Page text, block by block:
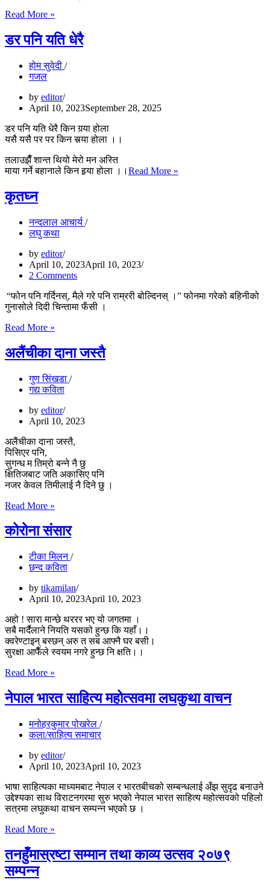
Read More »
यात्रा
डर पनि यति धेरै
होम सुवेदी
गजल
by editor
April 10, 2023September 28, 2025
डर पनि यति धेरै किन गर्‍या होला
यसै यसै पर पर किन सर्‍या होला ।।
तलाउझैँ शान्त थियो मेरो मन अस्ति
माया गर्ने बहानाले किन हर्‍या होला ।। Read More »
कृतघ्न
नन्दलाल आचार्य
लघु कथा
by editor
April 10, 2023April 10, 2023
2 Comments
“फोन पनि गर्दिनस्, मैले गरे पनि राम्ररी बोल्दिनस् ।” फोनमा गरेको बहिनीको
गुनासोले दिदी चिन्तामा फँसी ।
Read More »
अलैंचीका दाना जस्तै
गुण सिंखडा
गद्य कविता
by editor
April 10, 2023
अलैंचीका दाना जस्तै,
पिसिएर पनि,
सुगन्ध म तिम्रो बन्ने नै छु
क्षितिजबाट जति अकासिए पनि
नजर केवल तिमीलाई नै दिने छु ।
Read More »
जस्तै
कोरोना संसार
टीका मिलन
छन्द कविता
by tikamilan
April 10, 2023April 10, 2023
अहो ! सारा मान्छे थररर भए यो जगतमा ।
सबै मार्दैलाने नियति यसको हुन्छ कि यहाँ।।
क्वरेण्टाइन् बस्छन् अरु त सब आफ्नै घर बसी।
सुरक्षा आफैँले स्वयम नगरे हुन्छ नि क्षति।।
Read More »
नेपाल भारत साहित्य महोत्सवमा लघकुथा वाचन
मनोहरकुमार पोखरेल
कला/साहित्य समाचार
by editor
April 10, 2023April 10, 2023
भाषा साहित्यका माध्यमबाट नेपाल र भारतबीचको सम्बन्धलाई अँझ सुदृढ बनाउने
उद्देश्यका साथ विराटनगरमा सुरु भएको नेपाल भारत साहित्य महोत्सवको पहिलो
सत्रमा लघुकथा वाचन सम्पन्न भएको छ ।
Read More »
साहित्य
महोत्सवमा
तनहुँमास्रष्टा सम्मान तथा काव्य उत्सव २०७९
सम्पन्न